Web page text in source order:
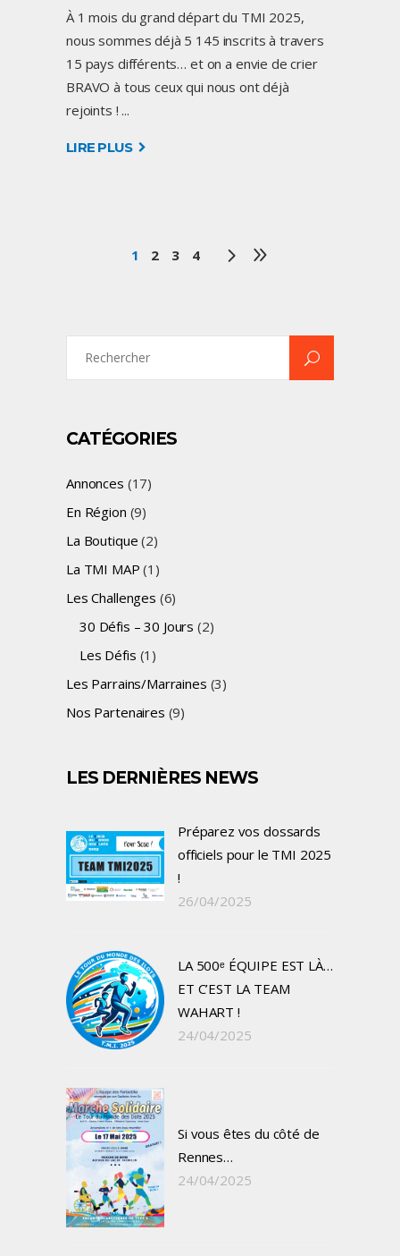
À 1 mois du grand départ du TMI 2025,
nous sommes déjà 5 145 inscrits à travers
15 pays différents… et on a envie de crier
BRAVO à tous ceux qui nous ont déjà
rejoints !
LIRE PLUS
1 2 3 4
CATÉGORIES
Annonces (17)
En Région (9)
La Boutique (2)
La TMI MAP (1)
Les Challenges (6)
30 Défis – 30 Jours (2)
Les Défis (1)
Les Parrains/Marraines (3)
Nos Partenaires (9)
LES DERNIÈRES NEWS
Préparez vos dossards
officiels pour le TMI 2025
!
26/04/2025
LA 500ᵉ ÉQUIPE EST LÀ…
ET C’EST LA TEAM
WAHART !
24/04/2025
Si vous êtes du côté de
Rennes…
24/04/2025